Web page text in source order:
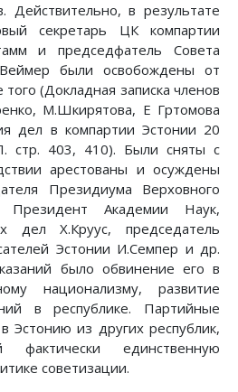
Действительно, в результате
секретарь ЦК компартии
и председфатель Совета
были освобождены от
(Докладная записка членов
М.Шкирятова, Е Гртомова
дел в компартии Эстонии 20
стр. 403, 410). Были сняты с
арестованы и осуждены
Президиума Верховного
Президент Академии Наук,
дел Х.Круус, председатель
Эстонии И.Семпер и др.
было обвинение его в
национализму, развитие
в республике. Партийные
Эстонию из других республик,
фактически единственную
советизации.